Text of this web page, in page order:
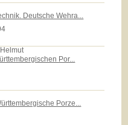
Deutsche Wehra...
Por...
Porze...